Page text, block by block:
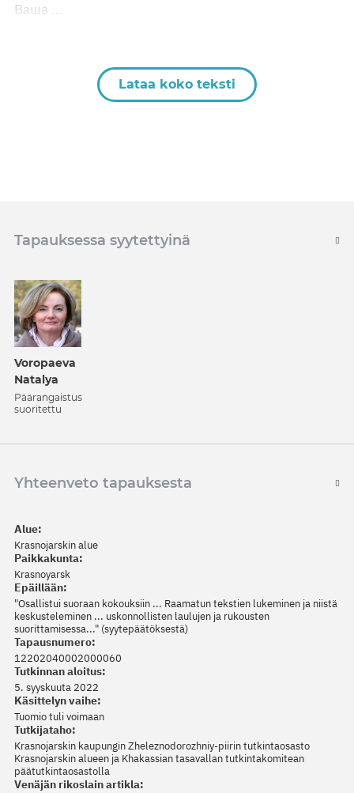
Ваша …
Lataa koko teksti
Tapauksessa syytettyinä
Voropaeva
Natalya
Päärangaistus
suoritettu
Yhteenveto tapauksesta
Alue:
Krasnojarskin alue
Paikkakunta:
Krasnoyarsk
Epäillään:
"Osallistui suoraan kokouksiin ... Raamatun tekstien lukeminen ja niistä
keskusteleminen ... uskonnollisten laulujen ja rukousten
suorittamisessa..." (syytepäätöksestä)
Tapausnumero:
12202040002000060
Tutkinnan aloitus:
5. syyskuuta 2022
Käsittelyn vaihe:
Tuomio tuli voimaan
Tutkijataho:
Krasnojarskin kaupungin Zheleznodorozhniy-piirin tutkintaosasto
Krasnojarskin alueen ja Khakassian tasavallan tutkintakomitean
päätutkintaosastolla
Venäjän rikoslain artikla: